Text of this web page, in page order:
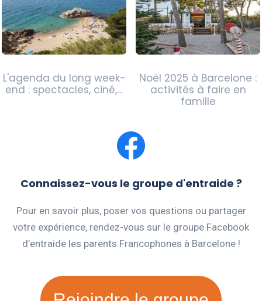
L'agenda du long week-
end : spectacles, ciné,…
Noël 2025 à Barcelone :
activités à faire en
famille
Connaissez-vous le groupe d'entraide ?
Pour en savoir plus, poser vos questions ou partager
votre expérience, rendez-vous sur le groupe Facebook
d’entraide les parents Francophones à Barcelone !